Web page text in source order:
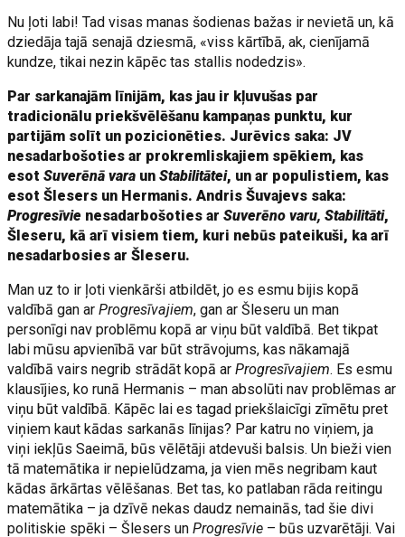
Nu ļoti labi! Tad visas manas šodienas bažas ir nevietā un, kā
dziedāja tajā senajā dziesmā, «viss kārtībā, ak, cienījamā
kundze, tikai nezin kāpēc tas stallis nodedzis».
Par sarkanajām līnijām, kas jau ir kļuvušas par
tradicionālu priekšvēlēšanu kampaņas punktu, kur
partijām solīt un pozicionēties. Jurēvics saka: JV
nesadarbošoties ar prokremliskajiem spēkiem, kas
esotSuverēnā vara unStabilitātei, un ar populistiem, kas
esot Šlesers un Hermanis. Andris Šuvajevs saka:
Progresīvie nesadarbošoties arSuverēno varu, Stabilitāti,
Šleseru, kā arī visiem tiem, kuri nebūs pateikuši, ka arī
nesadarbosies ar Šleseru.
Man uz to ir ļoti vienkārši atbildēt, jo es esmu bijis kopā
valdībā gan arProgresīvajiem, gan ar Šleseru un man
personīgi nav problēmu kopā ar viņu būt valdībā. Bet tikpat
labi mūsu apvienībā var būt strāvojums, kas nākamajā
valdībā vairs negrib strādāt kopā arProgresīvajiem. Es esmu
klausījies, ko runā Hermanis – man absolūti nav problēmas ar
viņu būt valdībā. Kāpēc lai es tagad priekšlaicīgi zīmētu pret
viņiem kaut kādas sarkanās līnijas? Par katru no viņiem, ja
viņi iekļūs Saeimā, būs vēlētāji atdevuši balsis. Un bieži vien
tā matemātika ir nepielūdzama, ja vien mēs negribam kaut
kādas ārkārtas vēlēšanas. Bet tas, ko patlaban rāda reitingu
matemātika – ja dzīvē nekas daudz nemainās, tad šie divi
politiskie spēki – Šlesers unProgresīvie – būs uzvarētāji. Vai